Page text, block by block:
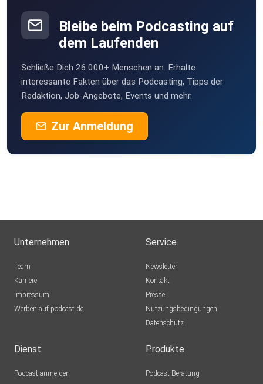
Bleibe beim Podcasting auf
dem Laufenden
Schließe Dich 26.000+ Menschen an. Erhalte
interessante Fakten über das Podcasting, Tipps der
Redaktion, Job-Angebote, Events und mehr.
Zur Anmeldung
Unternehmen
Team
Karriere
Impressum
Werben auf podcast.de
Service
Newsletter
Kontakt
Presse
Nutzungsbedingungen
Datenschutz
Dienst
Podcast anmelden
Produkte
Podcast-Beratung